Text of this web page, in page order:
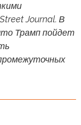
Journal. В
Трамп пойдет